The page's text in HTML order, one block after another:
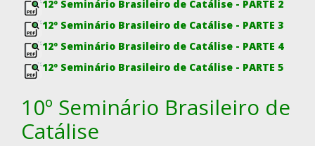
12º Seminário Brasileiro de Catálise - PARTE 2
12º Seminário Brasileiro de Catálise - PARTE 3
12º Seminário Brasileiro de Catálise - PARTE 4
12º Seminário Brasileiro de Catálise - PARTE 5
10º Seminário Brasileiro de
Catálise